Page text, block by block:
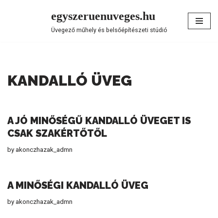
egyszeruenuveges.hu
Üvegező műhely és belsőépítészeti stúdió
KANDALLÓ ÜVEG
A JÓ MINŐSÉGŰ KANDALLÓ ÜVEGET IS
CSAK SZAKÉRTŐTŐL
byakonczhazak_admn
A MINŐSÉGI KANDALLÓ ÜVEG
byakonczhazak_admn